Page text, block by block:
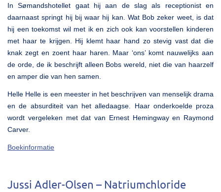
In Sømandshotellet gaat hij aan de slag als receptionist en
daarnaast springt hij bij waar hij kan. Wat Bob zeker weet, is dat
hij een toekomst wil met ik en zich ook kan voorstellen kinderen
met haar te krijgen. Hij klemt haar hand zo stevig vast dat die
knak zegt en zoent haar haren. Maar ‘ons’ komt nauwelijks aan
de orde, de ik beschrijft alleen Bobs wereld, niet die van haarzelf
en amper die van hen samen.
Helle Helle is een meester in het beschrijven van menselijk drama
en de absurditeit van het alledaagse. Haar onderkoelde proza
wordt vergeleken met dat van Ernest Hemingway en Raymond
Carver.
Boekinformatie
Jussi Adler-Olsen – Natriumchloride